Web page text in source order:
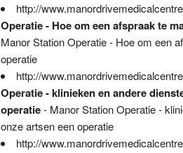
http://
Operatie - Hoe om een afspraak te
Manor Station Operatie - Hoe om een
operatie
http://
Operatie - klinieken en andere
operatie- Manor Station Operatie -
onze artsen een operatie
http://